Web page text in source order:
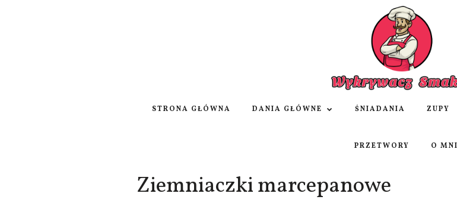
STRONA GŁÓWNA DANIA GŁÓWNE ŚNIADANIA ZUPY
PRZETWORY O
Ziemniaczki marcepanowe